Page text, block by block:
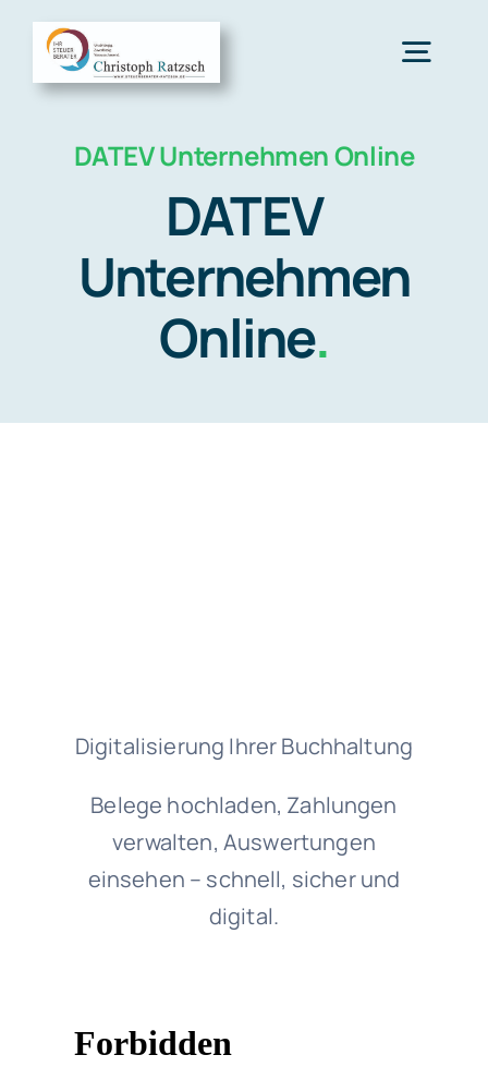
Zum
Inhalt
springen
Home
Über uns
DATEV Unternehmen Online
DATEV
Unternehmen
Online.
Digitalisierung Ihrer Buchhaltung
Belege hochladen, Zahlungen
verwalten, Auswertungen
einsehen – schnell, sicher und
digital.